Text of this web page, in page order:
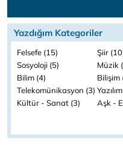
Yazdığım Kategoriler
Felsefe (15)
Şiir
Sosyoloji (5)
Müzik
Bilim (4)
Bilişim
Telekomünikasyon (3)
Kültür - Sanat (3)
Aşk -